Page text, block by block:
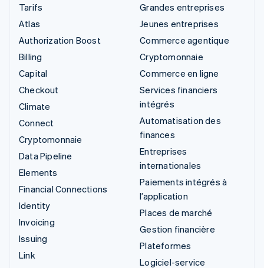
Tarifs
Atlas
Authorization Boost
Billing
Capital
Checkout
Climate
Connect
Cryptomonnaie
Data Pipeline
Elements
Financial Connections
Identity
Invoicing
Issuing
Link
Grandes entreprises
Jeunes entreprises
Commerce agentique
Cryptomonnaie
Commerce en ligne
Services financiers
intégrés
Automatisation des
finances
Entreprises
internationales
Paiements intégrés à
l’application
Places de marché
Gestion financière
Plateformes
Logiciel-service